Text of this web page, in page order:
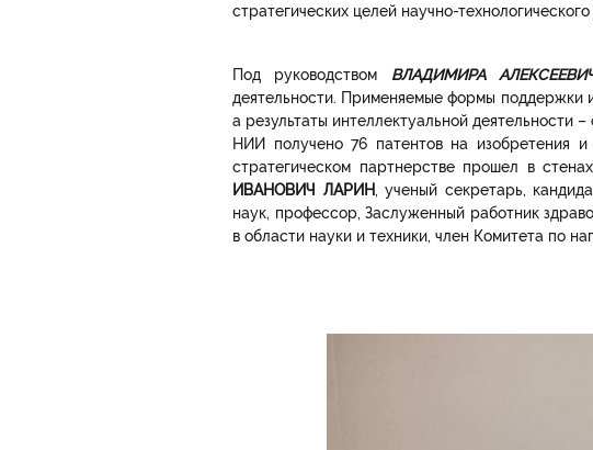
стратегических целей научно-
Под руководством ВЛАДИМИРА
деятельности. Применяемые формы поддержки
а результаты интеллектуальной деятельности
НИИ получено 76 патентов на изобретения
стратегическом партнерстве прошел в
ИВАНОВИЧ ЛАРИН, ученый секретарь,
наук, профессор, Заслуженный работник
в области науки и техники, член Комитета по